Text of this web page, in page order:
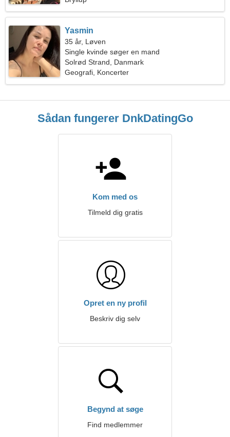
Yasmin
35 år, Løven
Single kvinde søger en mand
Solrød Strand, Danmark
Geografi, Koncerter
Sådan fungerer DnkDatingGo
Kom med os
Tilmeld dig gratis
Opret en ny profil
Beskriv dig selv
Begynd at søge
Find medlemmer